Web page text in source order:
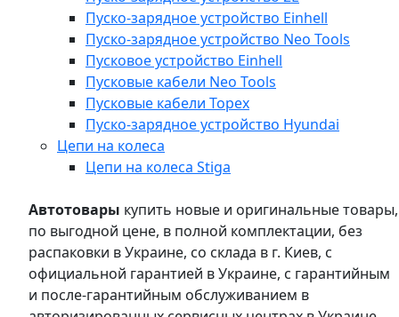
Пуско-зарядное устройство Einhell
Пуско-зарядное устройство Neo Tools
Пусковое устройство Einhell
Пусковые кабели Neo Tools
Пусковые кабели Topex
Пуско-зарядное устройство Hyundai
Цепи на колеса
Цепи на колеса Stiga
Автотовары купить новые и оригинальные товары,
по выгодной цене, в полной комплектации, без
распаковки в Украине, со склада в г. Киев, с
официальной гарантией в Украине, с гарантийным
и после-гарантийным обслуживанием в